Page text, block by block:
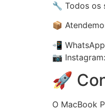
🔧 Todos os
📦
📲
📷 Instagram:
🚀
O MacBook